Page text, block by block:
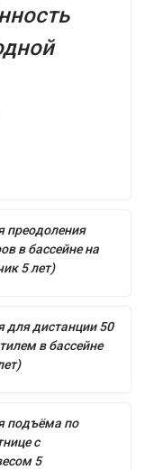
преодоления
в бассейне на
5 лет)
дистанции 50
в бассейне
подъёма по
с
5